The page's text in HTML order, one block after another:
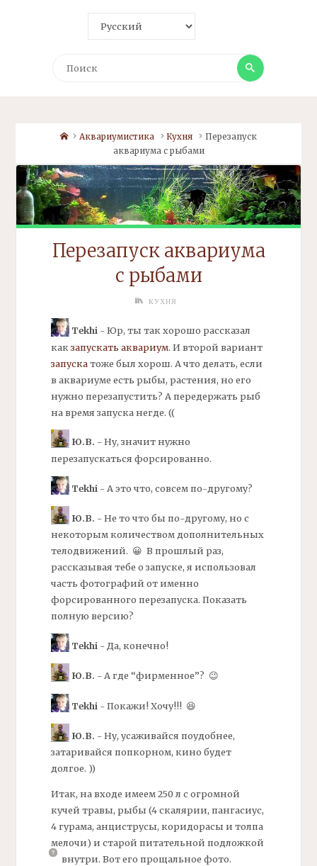
Поиск
HomeАквариумистика Кухня
Перезапуск
аквариума с рыбами
Перезапуск аквариума
с рыбами
КУХНЯ
Tekhi- Юр, ты так хорошо рассказал
как запускать аквариум. И второй вариант
запускатоже был хорош. А что делать, если
в аквариуме есть рыбы, растения, но его
нужно перезапустить? А передержать рыб
на время запуска негде. ((
Ю.В. - Ну, значит нужно
перезапускаться форсированно.
Tekhi - А это что, совсем по-другому?
Ю.В. - Не то что бы по-другому, но с
некоторым количеством дополнительных
телодвижений. 😀 В прошлый раз,
рассказывая тебе о запуске, я использовал
часть фотографий от именно
форсированного перезапуска. Показать
полную версию?
Tekhi- Да, конечно!
Ю.В. - А где “фирменное”? 😉
Tekhi - Покажи! Хочу!!! 😆
Ю.В. - Ну, усаживайся поудобнее,
затаривайся попкорном, кино будет
долгое. ))
Итак, на входе имеем 250 л с огромной
кучей травы, рыбы (4 скалярии, пангасиус,
4 гурама, анциструсы, коридорасы и толпа
мелочи) и старой питательной подложкой
внутри. Вот его прощальное фото.